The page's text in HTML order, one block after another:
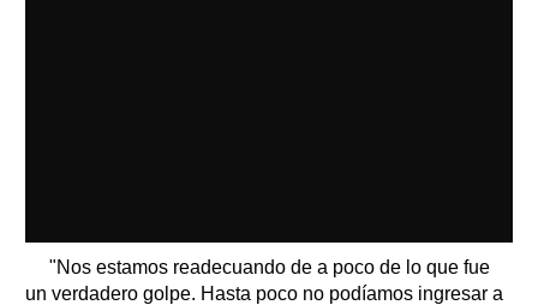
"Nos estamos readecuando de a poco de lo que fue
un verdadero golpe. Hasta poco no podíamos ingresar a